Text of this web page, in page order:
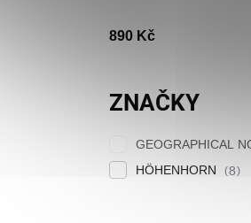
890 Kč
ZNAČKY
GEOGRAPHICAL
HÖHENHORN
8